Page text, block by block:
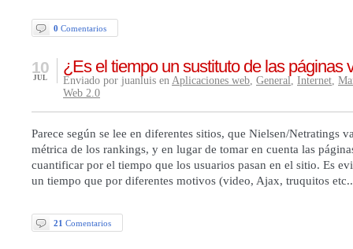
0 Comentarios
¿Es el tiempo un sustituto de las páginas
10
JUL Enviado por juanluis en Aplicaciones web, General, Internet,
Web 2.0
Parece según se lee en diferentes sitios, que Nielsen/Netratings
métrica de los rankings, y en lugar de tomar en cuenta las
cuantificar por el tiempo que los usuarios pasan en el sitio. Es
un tiempo que por diferentes motivos (video, Ajax, truquitos
21 Comentarios